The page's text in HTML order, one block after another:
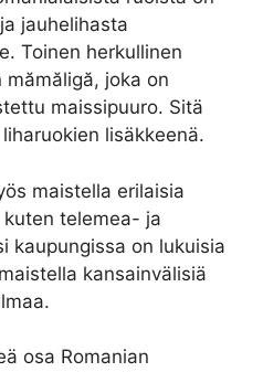
jauhelihasta
Toinen herkullinen
mămăligă, joka on
maissipuuro. Sitä
lisäkkeenä.
maistella erilaisia
telemea- ja
kaupungissa on lukuisia
kansainvälisiä
osa Romanian